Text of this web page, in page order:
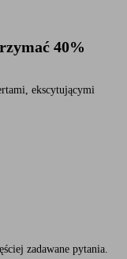
40%
ekscytującymi
zadawane pytania.